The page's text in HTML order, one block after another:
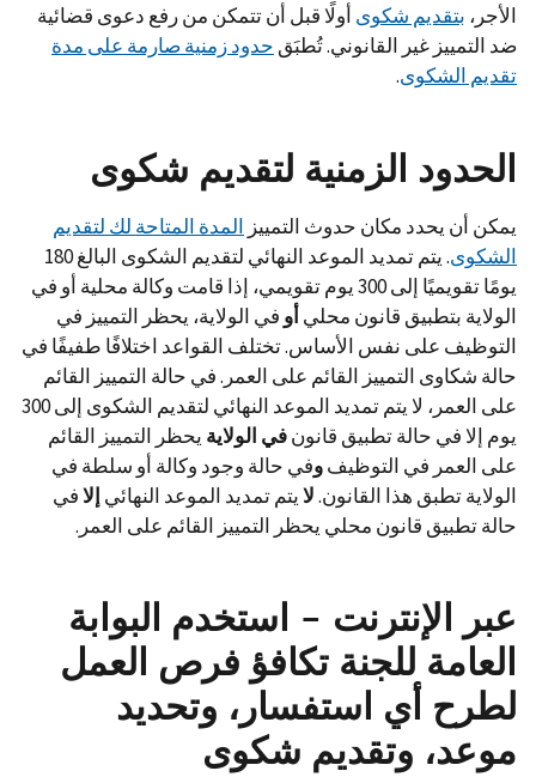
الأجر، بتقديم شكوى أولًا قبل أن تتمكن من رفع دعوى قضائية
ضد التمييز غير القانوني. تُطبَق حدود زمنية صارمة على مدة
تقديم الشكوى.
الحدود الزمنية لتقديم شكوى
يمكن أن يحدد مكان حدوث التمييز المدة المتاحة لك لتقديم
الشكوى
. يتم تمديد الموعد النهائي لتقديم الشكوى البالغ 180
يومًا تقويميًا إلى 300 يوم تقويمي، إذا قامت وكالة محلية أو في
الولاية بتطبيق قانون محليأو في الولاية، يحظر التمييز في
التوظيف على نفس الأساس. تختلف القواعد اختلافًا طفيفًا في
حالة شكاوى التمييز القائم على العمر. في حالة التمييز القائم
على العمر، لا يتم تمديد الموعد النهائي لتقديم الشكوى إلى 300
يوم إلا في حالة تطبيق قانونفي الولاية يحظر التمييز القائم
على العمر في التوظيفوفي حالة وجود وكالة أو سلطة في
الولاية تطبق هذا القانون.لايتم تمديد الموعد النهائي إلافي
حالة تطبيق قانون محلي يحظر التمييز القائم على العمر.
عبر الإنترنت - استخدم البوابة
العامة للجنة تكافؤ فرص العمل
لطرح أي استفسار، وتحديد
موعد، وتقديم شكوى